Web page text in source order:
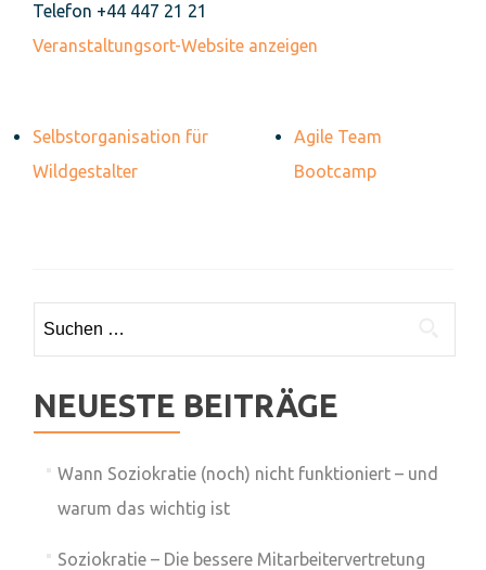
Telefon +44 447 21 21
Veranstaltungsort-Website anzeigen
Selbstorganisation für
Wildgestalter
Agile Team
Bootcamp
nach:
NEUESTE BEITRÄGE
Wann Soziokratie (noch) nicht funktioniert – und
warum das wichtig ist
Soziokratie – Die bessere Mitarbeitervertretung